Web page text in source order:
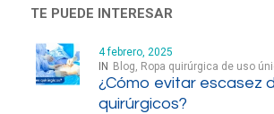
TE PUEDE INTERESAR
4 febrero, 2025
IN
Blog, Ropa quirúrgica de uso
¿Cómo evitar escasez
quirúrgicos?